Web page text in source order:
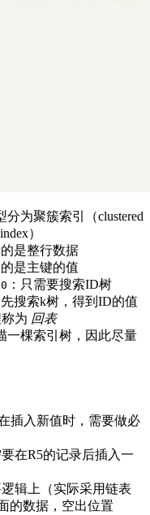
为聚簇索引（clustered
）
是整行数据
是主键的值
：只需要搜索ID树
先搜索k树，得到ID的值
为 回表
一棵索引树，因此尽量
插入新值时，需要做必
在R5的记录后插入一
辑上（实际采用链表
的数据，空出位置